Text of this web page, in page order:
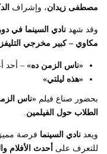
مصطفى زيدان، وإشراف
وقد شهد نادي السينما في
مكاوي – كبير مخرجي
«ناس الزمن ده» – أحد
«هذه ليلتي»
بحضور صناع فيلم «ناس
الطلاب حول الفيلمين.
ويعد نادي السينما فرصة
للتعرف على أحدث الأفلام